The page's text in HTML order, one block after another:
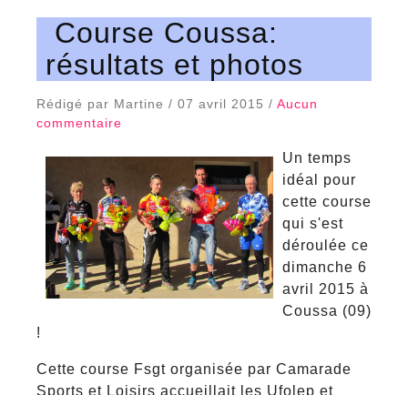
Course Coussa:
résultats et photos
Rédigé par Martine / 07 avril 2015 / Aucun
commentaire
Un temps
idéal pour
cette course
qui s'est
déroulée ce
dimanche 6
avril 2015 à
Coussa (09)
!
Cette course Fsgt organisée par Camarade
Sports et Loisirs accueillait les Ufolep et